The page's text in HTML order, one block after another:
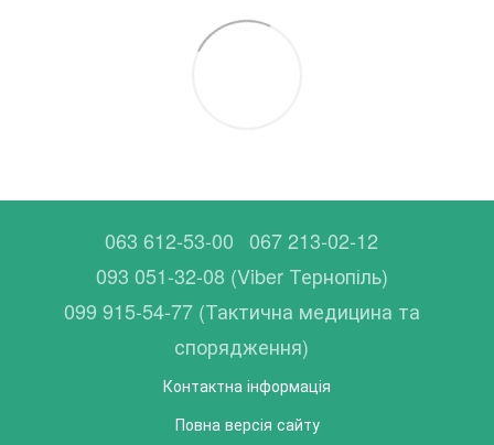
063 612-53-00 067 213-02-12
093 051-32-08 (Viber Тернопіль)
099 915-54-77 (Тактична медицина та
спорядження)
Контактна інформація
Повна версія сайту